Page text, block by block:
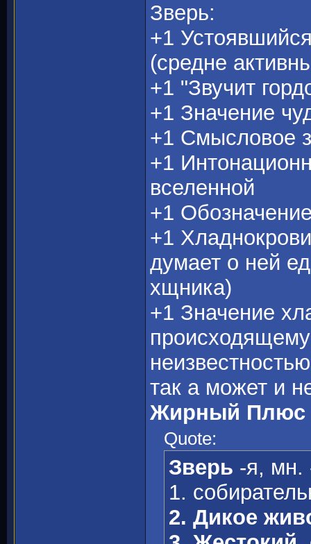
Зверь:
+1
(средне
+1 "Звучит
+1 Значение
+1 Смысловое
+1
вселенной
+1
+1
думает о ней
хщника)
+1 Значение
так а может и
Жирный Плюс
Quote:
Зверь -я, мн.
1.
2. Дикое